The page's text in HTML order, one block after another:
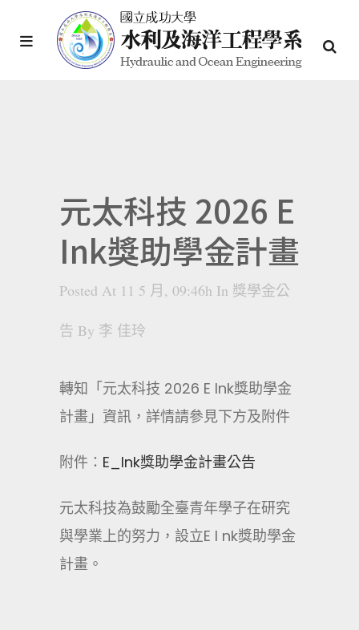
元太科技 2026 E
Ink獎助學金計畫
Posted At 11 5 月, 09:46h In 獎學金公
告 By 李 佳玲
轉知「元太科技 2026 E Ink獎助學金
計畫」資訊，詳情請參見下方及附件
附件： E_Ink獎助學金計畫公告
元太科技為鼓勵全臺青年學子在研究
與學業上的努力，設立E I nk獎助學金
計畫。